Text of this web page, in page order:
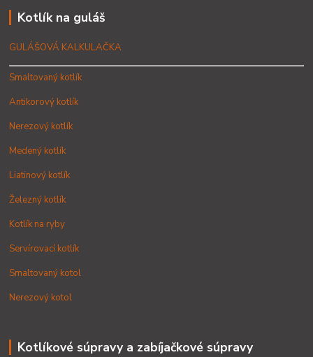
Kotlík na guláš
GULÁŠOVÁ KALKULAČKA
Smaltovaný kotlík
Antikorový kotlík
Nerezový kotlík
Medený kotlík
Liatinový kotlík
Železný kotlík
Kotlík na ryby
Servírovací kotlík
Smaltovaný kotol
Nerezový kotol
Kotlíkové súpravy a zabíjačkové súpravy